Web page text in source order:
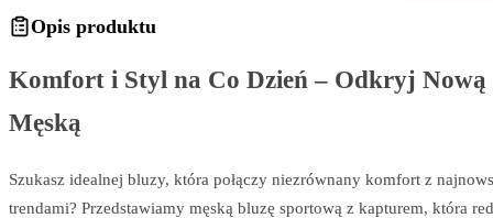
Opis produktu
Komfort i Styl na Co Dzień – Odkryj Nową
Męską
Szukasz idealnej bluzy, która połączy niezrównany komfort z
trendami? Przedstawiamy męską bluzę sportową z kapturem, która